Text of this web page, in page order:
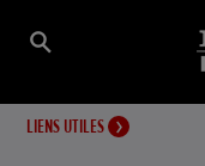
LIENS UTILES